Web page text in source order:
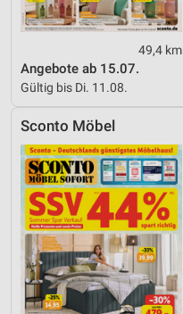
49,4 km
Angebote ab 15.07.
Gültig bis Di. 11.08.
Sconto Möbel